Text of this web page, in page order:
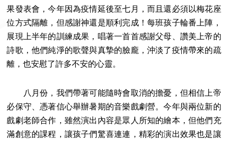
果發表會，今年因為疫情延後至七月，而且還必須以梅花座
位方式隔離，但感謝神還是順利完成！每班孩子輪番上陣，
展現上半年的訓練成果，唱著一首首感謝父母、讚美上帝的
詩歌，他們純淨的歌聲與真摯的臉龐，沖淡了疫情帶來的疏
離，也安慰了許多不安的心靈。
八月份，我們帶著可能隨時會取消的擔憂，但相信上帝
必保守、憑著信心舉辦暑期的音樂戲劇營。今年與兩位新的
戲劇老師合作，雖然演出內容是眾人所知的繪本，但他們充
滿創意的課程，讓孩子們驚喜連連，精彩的演出效果也是讓